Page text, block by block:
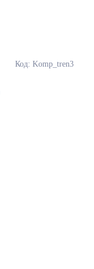
Код: Komp_tren3